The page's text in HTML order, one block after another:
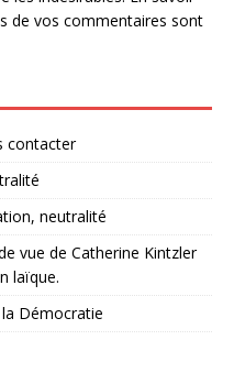
de vos commentaires sont
contacter
neutralité
vue de Catherine Kintzler
laïque.
Démocratie